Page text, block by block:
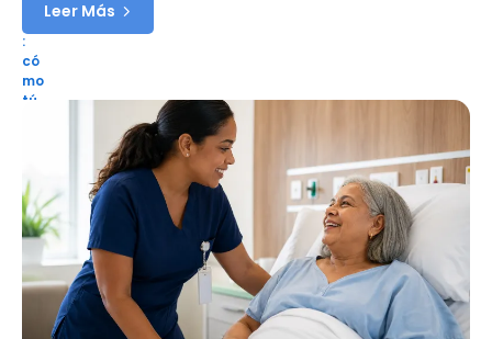
Leer Más